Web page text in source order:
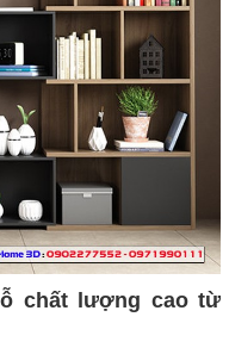
chất lượng cao từ